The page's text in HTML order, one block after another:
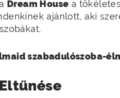
Dream House a
ajánlott, aki
szabadulószoba-